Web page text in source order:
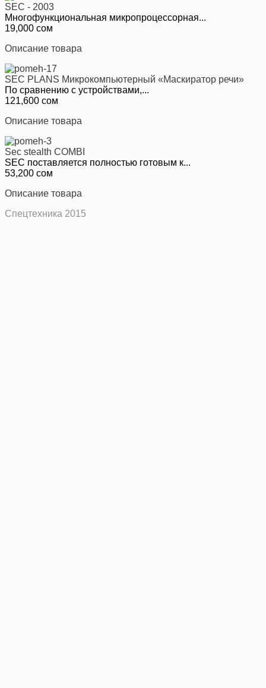
SEC - 2003
Многофункциональная микропроцессорная...
19,000 сом
Описание товара
SEC PLANS Микрокомпьютерный «Маскиратор речи»
По сравнению с устройствами,...
121,600 сом
Описание товара
Sec stealth COMBI
SEC поставляется полностью готовым к...
53,200 сом
Описание товара
Спецтехника 2015